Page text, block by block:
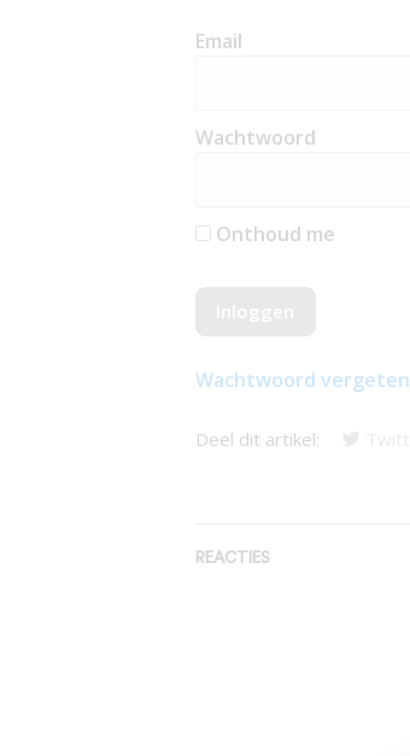
Email
Wachtwoord
Onthoud me
Wachtwoord vergeten
Deel dit artikel:
REACTIES